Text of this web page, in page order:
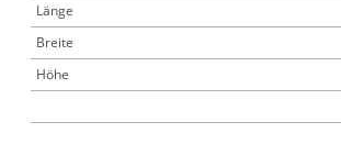
Länge
Breite
Höhe